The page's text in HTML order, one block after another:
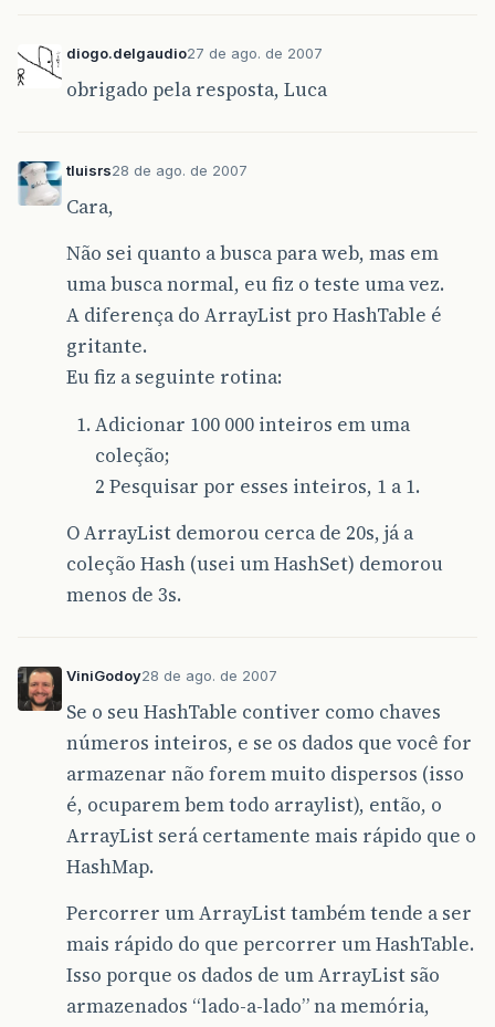
diogo.delgaudio27 de ago. de 2007
obrigado pela resposta, Luca
tluisrs28 de ago. de 2007
Cara,
Não sei quanto a busca para web, mas em
uma busca normal, eu fiz o teste uma vez.
A diferença do ArrayList pro HashTable é
gritante.
Eu fiz a seguinte rotina:
Adicionar 100 000 inteiros em uma
coleção;
2 Pesquisar por esses inteiros, 1 a 1.
O ArrayList demorou cerca de 20s, já a
coleção Hash (usei um HashSet) demorou
menos de 3s.
ViniGodoy28 de ago. de 2007
Se o seu HashTable contiver como chaves
números inteiros, e se os dados que você for
armazenar não forem muito dispersos (isso
é, ocuparem bem todo arraylist), então, o
ArrayList será certamente mais rápido que o
HashMap.
Percorrer um ArrayList também tende a ser
mais rápido do que percorrer um HashTable.
Isso porque os dados de um ArrayList são
armazenados “lado-a-lado” na memória,